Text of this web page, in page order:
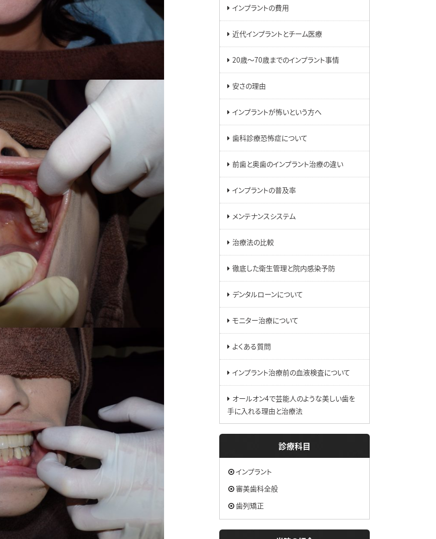
インプラントの費用
近代インプラントとチーム医療
20歳～70歳までのインプラント事情
安さの理由
インプラントが怖いという方へ
歯科診療恐怖症について
前歯と奥歯のインプラント治療の違い
インプラントの普及率
メンテナンスシステム
治療法の比較
徹底した衛生管理と院内感染予防
デンタルローンについて
モニター治療について
よくある質問
インプラント治療前の血液検査について
オールオン4で芸能人のような美しい歯を
手に入れる理由と治療法
診療科目
インプラント
審美歯科全般
歯列矯正